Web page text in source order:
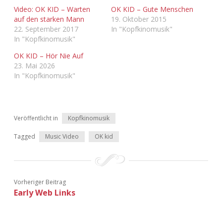
Adventskalender 2019
Adventskalender 2020
Adventskalender 2021
Adventskalender 2022
Adventskalender 2024
Video: OK KID – Warten
auf den starken Mann
22. September 2017
In "Kopfkinomusik"
OK KID – Gute Menschen
19. Oktober 2015
In "Kopfkinomusik"
OK KID – Hör Nie Auf
23. Mai 2026
In "Kopfkinomusik"
Veröffentlicht in Kopfkinomusik
Tagged Music Video OK kid
Vorheriger Beitrag
Early Web Links